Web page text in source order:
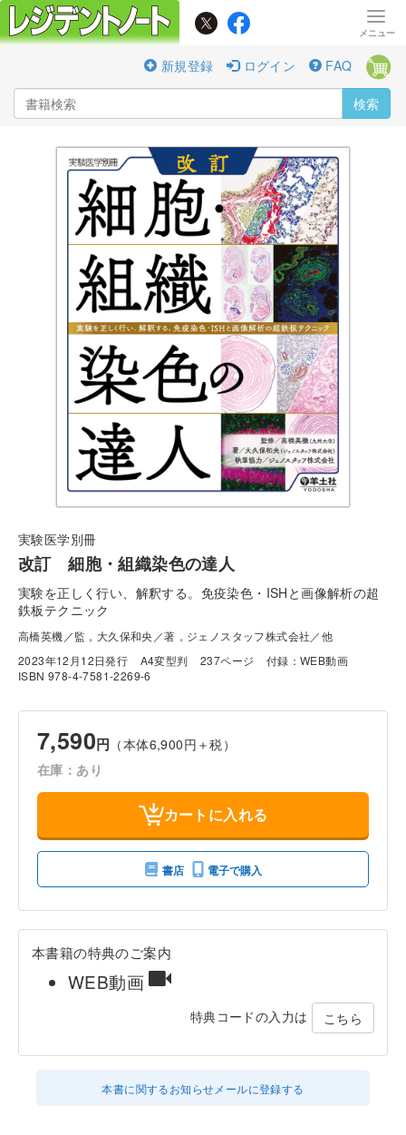
新規登録 ログイン FAQ
検索
実験医学別冊
改訂 細胞・組織染色の達人
実験を正しく行い、解釈する。免疫染色・ISHと画像解析の超
鉄板テクニック
高橋英機／監，大久保和央／著，ジェノスタッフ株式会社／他
2023年12月12日発行
A4変型判 237ページ
付録：WEB動画
ISBN 978-4-7581-2269-6
7,590円 （本体6,900円＋税）
在庫：あり
カートに入れる
書店 電子で購入
本書籍の特典のご案内
WEB動画
特典コードの入力は こちら
本書に関するお知らせメールに登録する